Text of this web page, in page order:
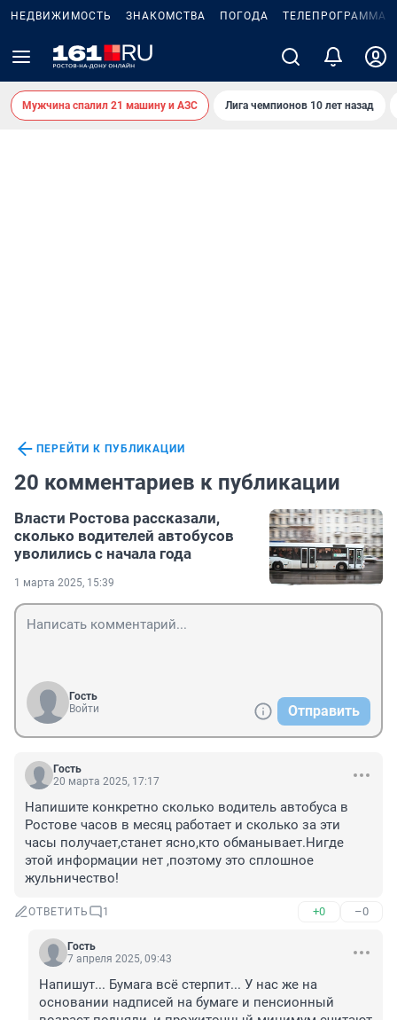
НЕДВИЖИМОСТЬ ЗНАКОМСТВА ПОГОДА ТЕЛЕПРОГРАММА
Мужчина спалил 21 машину и АЗС Лига чемпионов 10 лет назад
ПЕРЕЙТИ К ПУБЛИКАЦИИ
20 комментариев к публикации
Власти Ростова рассказали,
сколько водителей автобусов
уволились с начала года
1 марта 2025, 15:39
Гость
Войти
Отправить
Гость
20 марта 2025, 17:17
Напишите конкретно сколько водитель автобуса в
Ростове часов в месяц работает и сколько за эти
часы получает,станет ясно,кто обманывает.Нигде
этой информации нет ,поэтому это сплошное
жульничество!
ОТВЕТИТЬ 1 +0 –0
Гость
7 апреля 2025, 09:43
Напишут... Бумага всё стерпит... У нас же на
основании надписей на бумаге и пенсионный